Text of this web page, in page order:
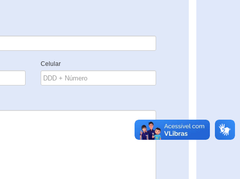
Celular